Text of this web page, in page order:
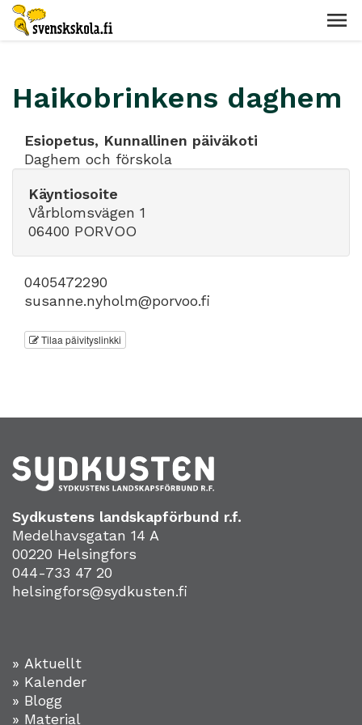
Haikobrinkens daghem
Esiopetus, Kunnallinen päiväkoti
Daghem och förskola
Käyntiosoite
Vårblomsvägen 1
06400 PORVOO
0405472290
susanne.nyholm@porvoo.fi
Tilaa päivityslinkki
Sydkustens landskapförbund r.f.
Medelhavsgatan 14 A
00220 Helsingfors
044-733 47 20
helsingfors@sydkusten.fi
» Aktuellt
» Kalender
» Blogg
» Material